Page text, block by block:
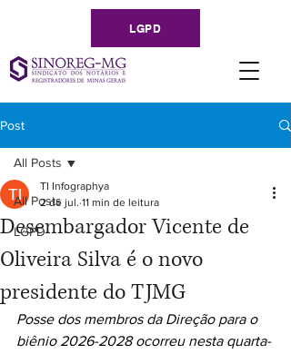
LGPD
Post
All Posts
LGPD
All Posts
Desembargador Vicente de
Oliveira Silva é o novo
presidente do TJMG
TI Infographya
2 de jul. 11 min de leitura
Posse dos membros da Direção para o
biênio 2026-2028 ocorreu nesta quarta-